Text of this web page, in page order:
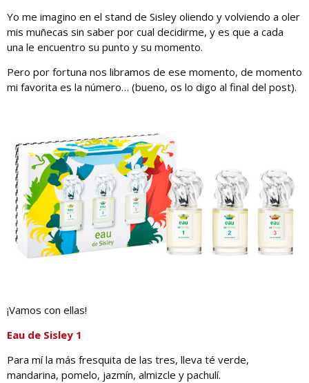
Yo me imagino en el stand de Sisley oliendo y volviendo a oler
mis muñecas sin saber por cual decidirme, y es que a cada
una le encuentro su punto y su momento.
Pero por fortuna nos libramos de ese momento, de momento
mi favorita es la número… (bueno, os lo digo al final del post).
¡Vamos con ellas!
Eau de Sisley 1
Para mí la más fresquita de las tres, lleva té verde,
mandarina, pomelo, jazmín, almizcle y pachulí.